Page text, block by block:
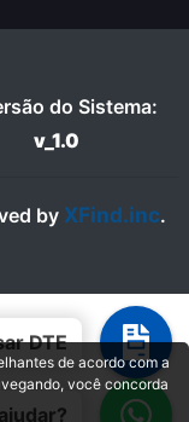
DTE
do Sistema:
v_1.0
by XFind.inc.
de acordo com a
você concorda